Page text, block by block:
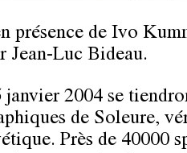
présence de Ivo
Jean-Luc Bideau.
janvier 2004 se
de Soleure,
Près de 40000